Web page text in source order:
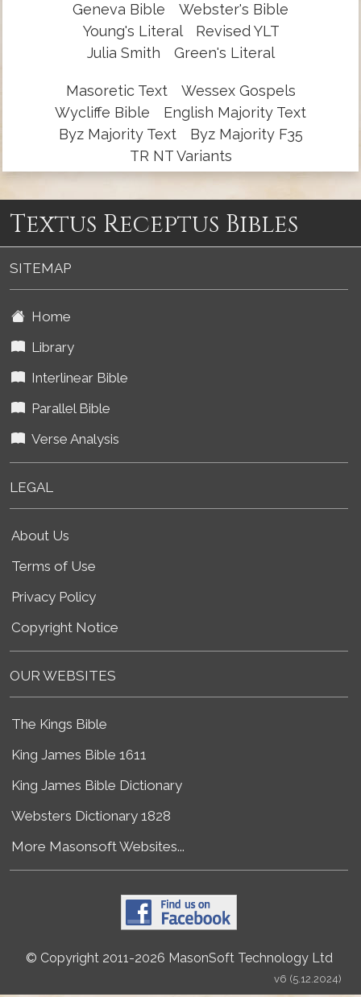
Geneva Bible
Webster's Bible
Young's Literal
Revised YLT
Julia Smith
Green's Literal
Masoretic Text
Wessex Gospels
Wycliffe Bible
English Majority Text
Byz Majority Text
Byz Majority F35
TR NT Variants
Textus Receptus Bibles
SITEMAP
Home
Library
Interlinear Bible
Parallel Bible
Verse Analysis
LEGAL
About Us
Terms of Use
Privacy Policy
Copyright Notice
OUR WEBSITES
The Kings Bible
King James Bible 1611
King James Bible Dictionary
Websters Dictionary 1828
More Masonsoft Websites...
© Copyright 2011-2026 MasonSoft Technology Ltd
v6 (5.12.2024)